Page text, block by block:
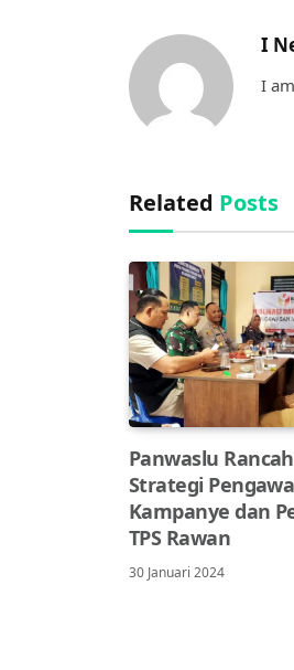
I
I
Related Posts
Panwaslu
Strategi
Kampanye dan
TPS Rawan
30 Januari 2024